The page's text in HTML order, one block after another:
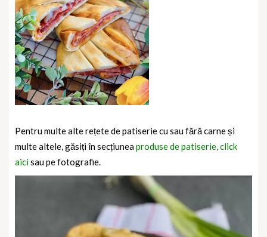
Pentru multe alte rețete de patiserie cu sau fără carne și
multe altele, găsiți în secțiuneaproduse de patiserie, click
aicisau pe fotografie.